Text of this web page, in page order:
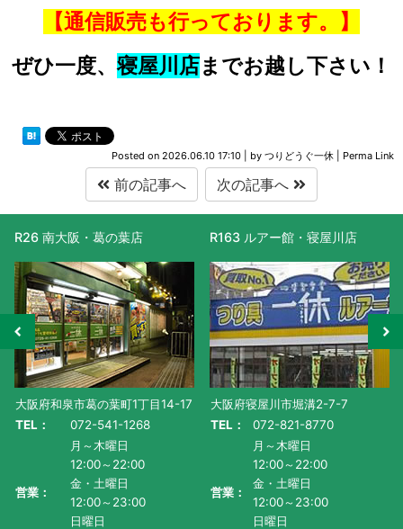
【通信販売も行っております。】
ぜひ一度、寝屋川店までお越し下さい！
Posted on 2026.06.10 17:10 by つりどうぐ一休 Perma Link
前の記事へ 次の記事へ
R163 ルアー館・寝屋川店
大阪府寝屋川市堀溝2-7-7
TEL：
072-821-8770
営業：
月～木曜日
12:00～22:00
金・土曜日
12:00～23:00
日曜日
R477 滋賀守山店
滋賀県守山市水保町1130番地-1
TEL：
077-585-5011
営業：
月～金曜日・祝
AM10:00～PM9:00
土曜日
AM9:00~PM9:00
日曜日